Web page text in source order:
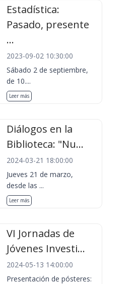
Estadística:
Pasado, presente
...
2023-09-02 10:30:00
Sábado 2 de septiembre,
de 10....
Leer más
Diálogos en la
Biblioteca: "Nu...
2024-03-21 18:00:00
Jueves 21 de marzo,
desde las ...
Leer más
VI Jornadas de
Jóvenes Investi...
2024-05-13 14:00:00
Presentación de pósteres: